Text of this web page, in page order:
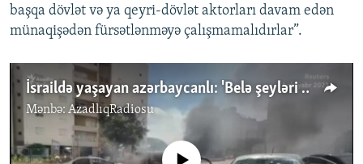
başqa dövlət və ya qeyri-dövlət aktorları davam edən
münaqişədən fürsətlənməyə çalışmamalıdırlar”.
İsraildə yaşayan azərbaycanlı: 'Belə şeyləri ancaq kinolarda görmüşdüm'
Mənbə: AzadlıqRadiosu
No media source currently available